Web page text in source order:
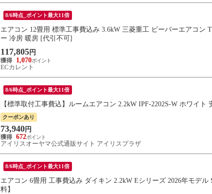
8/6時点_ポイント最大11倍
エアコン 12畳用 標準工事費込み 3.6kW 三菱重工 ビーバーエアコン
ー 冷房 暖房 [代引不可]
117,805 円
1,070
ECカレント
8/6時点_ポイント最大11倍
【標準取付工事費込】ルームエアコン 2.2kW IPF-2202S-W ホワイト
クーポンあり
73,940 円
672
アイリスオーヤマ公式通販サイト アイリスプラザ
8/6時点_ポイント最大11倍
エアコン 6畳用 工事費込み ダイキン 2.2kW Eシリーズ 2026年モデル
料】